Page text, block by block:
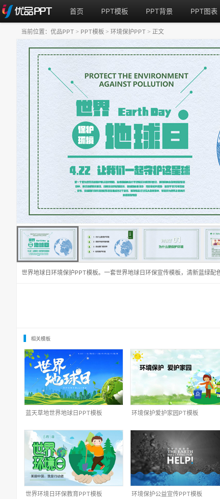
首页 PPT模板 PPT背景 PPT图表
世界地球日环境保护PPT模板。一套世界地球日环保宣传模板，清新蓝绿配
当前位置： 优品PPT > PPT模板 > 环境保护PPT > 正文
相关模板
蓝天草地世界地球日PPT模板 环境保护爱护家园PT模板
世界环境日环保教育PPT模板 环境保护公益宣传PPT模板